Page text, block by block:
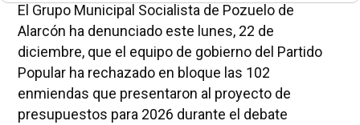
El Grupo Municipal Socialista de Pozuelo de
Alarcón ha denunciado este lunes, 22 de
diciembre, que el equipo de gobierno del Partido
Popular ha rechazado en bloque las 102
enmiendas que presentaron al proyecto de
presupuestos para 2026 durante el debate